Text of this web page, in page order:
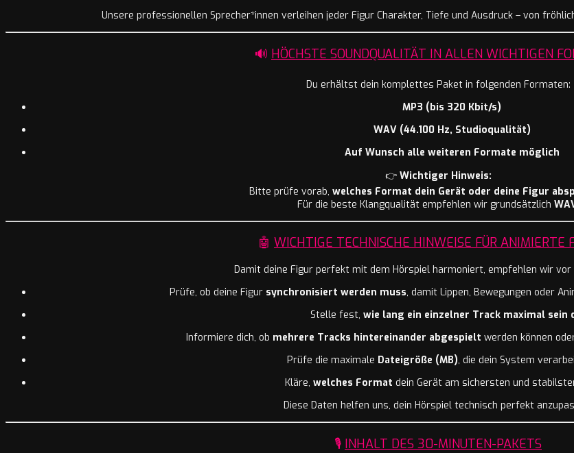
Unsere professionellen Sprecher*innen verleihen jeder Figur Charakter, Tiefe und Ausdruck – von
🔊 HÖCHSTE SOUNDQUALITÄT IN ALLEN WICHTIGEN
Du erhältst dein komplettes Paket in folgenden Formaten:
MP3 (bis 320 Kbit/s)
WAV (44.100 Hz, Studioqualität)
Auf Wunsch alle weiteren Formate möglich
👉 Wichtiger Hinweis:
Bitte prüfe vorab, welches Format dein Gerät oder deine Figur
Für die beste Klangqualität empfehlen wir grundsätzlich
🤖 WICHTIGE TECHNISCHE HINWEISE FÜR ANIMIERTE
Damit deine Figur perfekt mit dem Hörspiel harmoniert, empfehlen wir vor
Prüfe, ob deine Figur synchronisiert werden muss, damit Lippen, Bewegungen oder
Stelle fest, wie lang ein einzelner Track maximal sein
Informiere dich, ob mehrere Tracks hintereinander abgespielt werden können
Prüfe die maximale Dateigröße (MB), die dein System
Kläre, welches Format dein Gerät am sichersten und
Diese Daten helfen uns, dein Hörspiel technisch perfekt
🎙️ INHALT DES 30-MINUTEN-PAKETS